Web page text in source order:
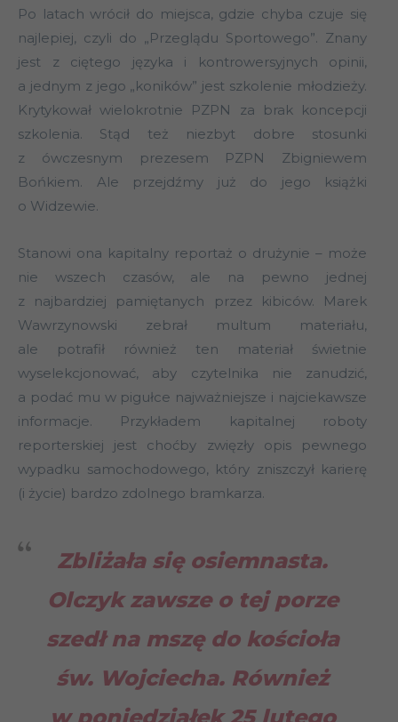
Po latach wrócił do miejsca, gdzie chyba czuje się
najlepiej, czyli do „Przeglądu Sportowego”. Znany
jest z ciętego języka i kontrowersyjnych opinii,
a jednym z jego „koników” jest szkolenie młodzieży.
Krytykował wielokrotnie PZPN za brak koncepcji
szkolenia. Stąd też niezbyt dobre stosunki
z ówczesnym prezesem PZPN Zbigniewem
Bońkiem. Ale przejdźmy już do jego książki
o Widzewie.
Stanowi ona kapitalny reportaż o drużynie – może
nie wszech czasów, ale na pewno jednej
z najbardziej pamiętanych przez kibiców. Marek
Wawrzynowski zebrał multum materiału,
ale potrafił również ten materiał świetnie
wyselekcjonować, aby czytelnika nie zanudzić,
a podać mu w pigułce najważniejsze i najciekawsze
informacje. Przykładem kapitalnej roboty
reporterskiej jest choćby zwięzły opis pewnego
wypadku samochodowego, który zniszczył karierę
(i życie) bardzo zdolnego bramkarza.
Zbliżała się osiemnasta.
Olczyk zawsze o tej porze
szedł na mszę do kościoła
św. Wojciecha. Również